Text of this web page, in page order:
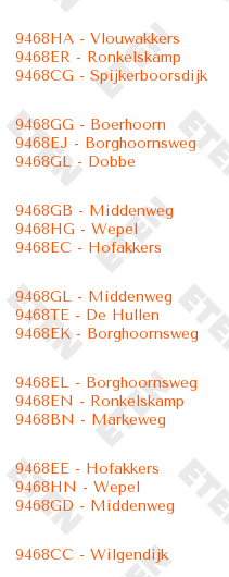
9468HA - Vlouwakkers
9468ER - Ronkelskamp
9468CG - Spijkerboorsdijk
9468GG - Boerhoorn
9468EJ - Borghoornsweg
9468GL - Dobbe
9468GB - Middenweg
9468HG - Wepel
9468EC - Hofakkers
9468GL - Middenweg
9468TE - De Hullen
9468EK - Borghoornsweg
9468EL - Borghoornsweg
9468EN - Ronkelskamp
9468BN - Markeweg
9468EE - Hofakkers
9468HN - Wepel
9468GD - Middenweg
9468CC - Wilgendijk